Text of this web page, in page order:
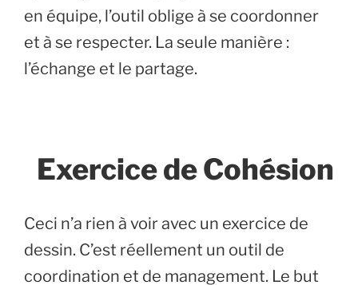
en équipe, l’outil oblige à se coordonner
et à se respecter. La seule manière :
l’échange et le partage.
Exercice de Cohésion
Ceci n’a rien à voir avec un exercice de
dessin. C’est réellement un outil de
coordination et de management. Le but